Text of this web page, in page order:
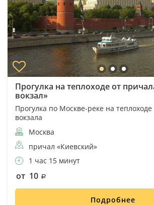
Прогулка на теплоходе от
вокзал»
Прогулка по Москве-реке на теплоходе
вокзала
Москва
причал «Киевский»
1 час 15 минут
от 10
Подробнее